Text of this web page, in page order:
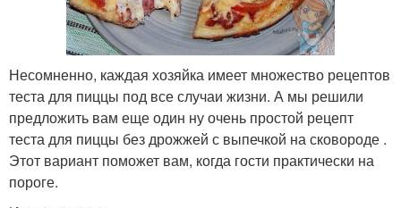
Несомненно, каждая хозяйка имеет множество рецептов
теста для пиццы под все случаи жизни. А мы решили
предложить вам еще один ну очень простой рецепт
теста для пиццы без дрожжей с выпечкой на сковороде .
Этот вариант поможет вам, когда гости практически на
пороге.